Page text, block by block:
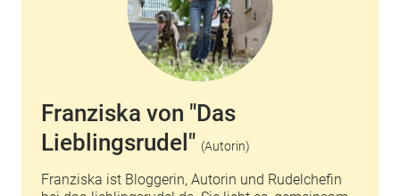
Franziska von "Das
Lieblingsrudel" (Autorin)
Franziska ist Bloggerin, Autorin und Rudelchefin